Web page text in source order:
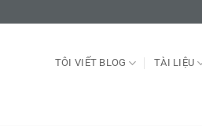
TÔI VIẾT BLOG TÀI LIỆU